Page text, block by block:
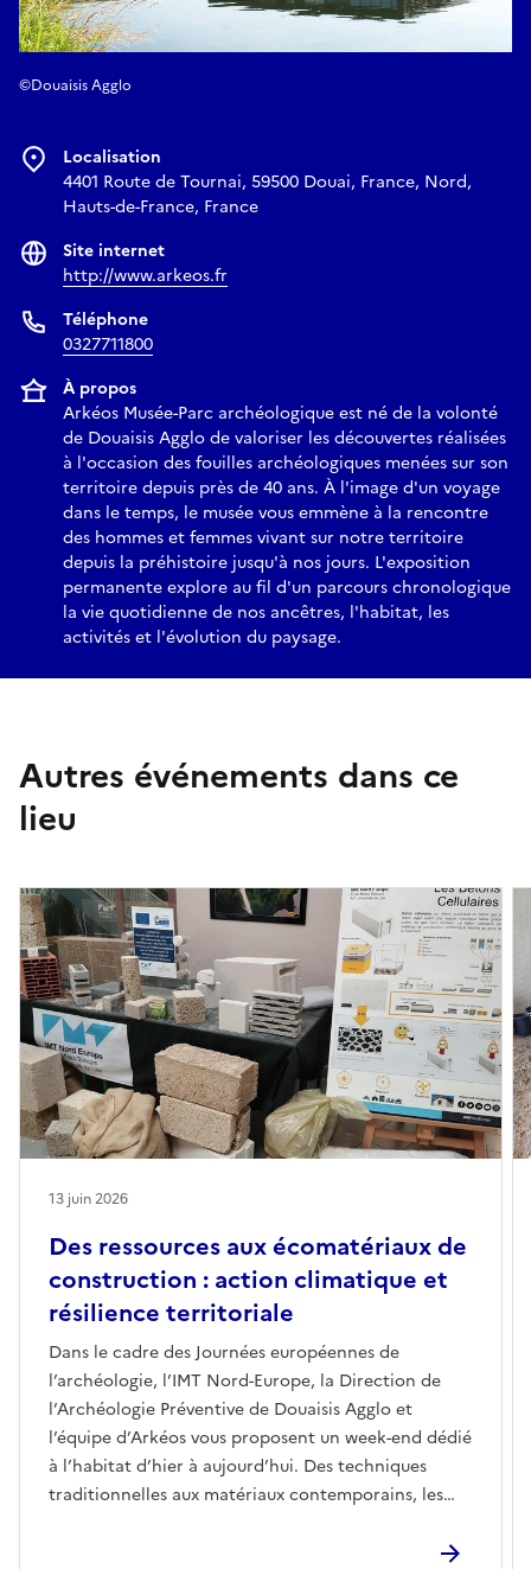
©Douaisis Agglo
Localisation
4401 Route de Tournai, 59500 Douai, France, Nord,
Hauts-de-France, France
Site internet
http://www.arkeos.fr
Téléphone
0327711800
À propos
Arkéos Musée-Parc archéologique est né de la volonté
de Douaisis Agglo de valoriser les découvertes réalisées
à l'occasion des fouilles archéologiques menées sur son
territoire depuis près de 40 ans. À l'image d'un voyage
dans le temps, le musée vous emmène à la rencontre
des hommes et femmes vivant sur notre territoire
depuis la préhistoire jusqu'à nos jours. L'exposition
permanente explore au fil d'un parcours chronologique
la vie quotidienne de nos ancêtres, l'habitat, les
activités et l'évolution du paysage.
Autres événements dans ce
lieu
Des ressources aux écomatériaux de
construction : action climatique et
résilience territoriale
Dans le cadre des Journées européennes de
l’archéologie, l’IMT Nord-Europe, la Direction de
l’Archéologie Préventive de Douaisis Agglo et
l’équipe d’Arkéos vous proposent un week-end dédié
à l’habitat d’hier à aujourd’hui. Des techniques
traditionnelles aux matériaux contemporains, les
renouvelés et adaptés pour répondre aux nouveaux
13 juin 2026